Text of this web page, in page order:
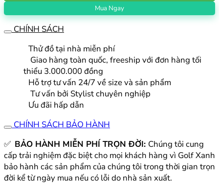
Golf
Thời
Malbon
số
lượng
Mua Ngay
CHÍNH SÁCH
Thử đồ tại nhà miễn phí
Giao hàng toàn quốc, freeship với đơn hàng tối
thiểu 3.000.000 đồng
Hỗ trợ tư vấn 24/7 về size và sản phẩm
Tư vấn bởi Stylist chuyên nghiệp
Ưu đãi hấp dẫn
CHÍNH SÁCH BẢO HÀNH
✅ BẢO HÀNH MIỄN PHÍ TRỌN ĐỜI: Chúng tôi cung
cấp trải nghiệm đặc biệt cho mọi khách hàng vì Golf Xanh
bảo hành các sản phẩm của chúng tôi trong thời gian trọn
đời kể từ ngày mua nếu có lỗi do nhà sản xuất.